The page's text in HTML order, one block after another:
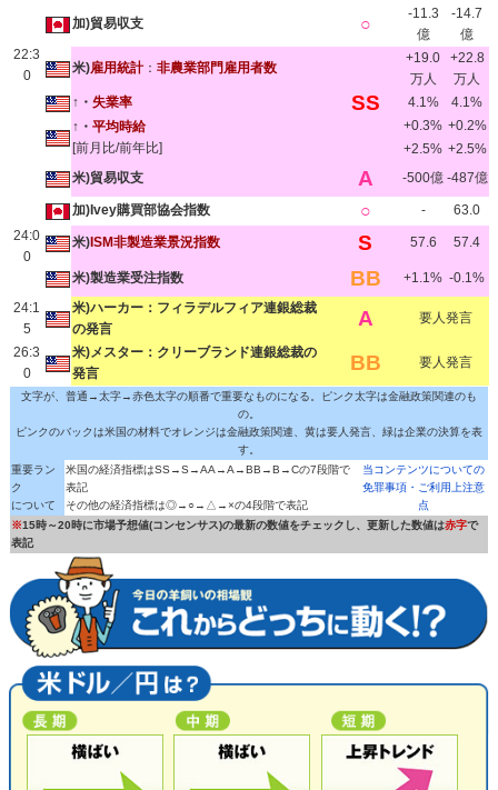
22:3
0
加)貿易収支 ○
-11.3
億
-14.7
億
米)雇用統計： 非農業部門雇用者数
SS
+19.0
万人
+22.8
万人
↑・ 失業率 4.1%
4.1%
↑・ 平均時給
[前月比/前年比]
+0.3% +0.2%
+2.5% +2.5%
米)貿易収支
A -500億 -487億
24:0
0
加)Ivey購買部協会指数 ○ - 63.0
米) ISM非製造業景況指数 S 57.6 57.4
米)製造業受注指数 BB +1.1% -0.1%
24:1
5
米)ハーカー：フィラデルフィア連銀総裁
の発言
A 要人発言
26:3
0
米)メスター：クリーブランド連銀総裁の
発言
BB 要人発言
文字が、普通→太字→赤色太字の順番で重要なものになる。ピンク太字は金融政策関連のも
の。
ピンクのバックは米国の材料でオレンジは金融政策関連、黄は要人発言、緑は企業の決算を表
す。
重要ラン
ク
について
米国の経済指標はSS→S→AA→A→BB→B→Cの7段階で
表記
その他の経済指標は◎→○→△→×の4段階で表記
当コンテンツについての
免罪事項・ご利用上注意
点
※15時～20時に市場予想値(コンセンサス)の最新の数値をチェックし、更新した数値は赤字で
表記